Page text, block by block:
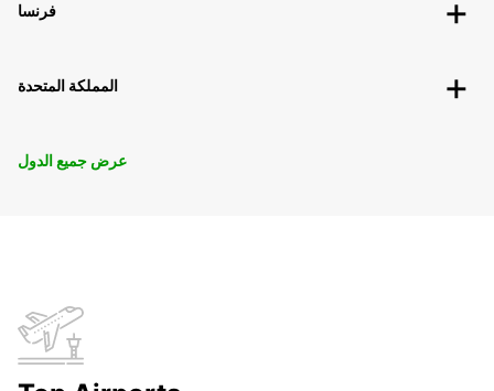
فرنسا
المملكة المتحدة
عرض جميع الدول